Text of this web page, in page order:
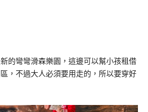
的彎彎滑森樂園，這邊可以幫小孩租借
，不過大人必須要用走的，所以要穿好